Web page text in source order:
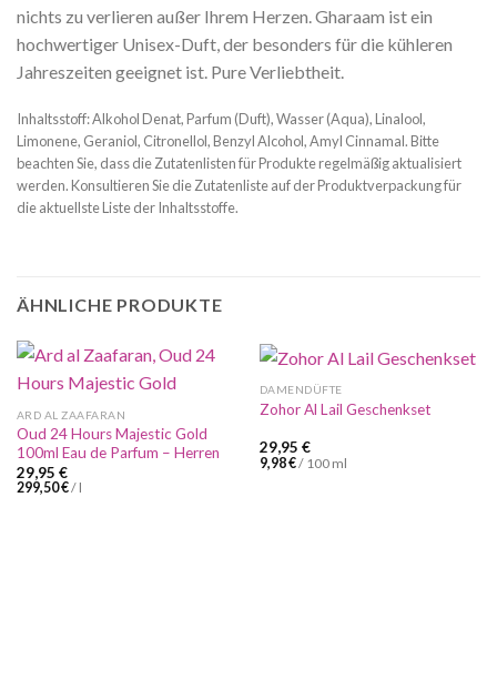
nichts zu verlieren außer Ihrem Herzen. Gharaam ist ein
hochwertiger Unisex-Duft, der besonders für die kühleren
Jahreszeiten geeignet ist. Pure Verliebtheit.
Inhaltsstoff: Alkohol Denat, Parfum (Duft), Wasser (Aqua), Linalool,
Limonene, Geraniol, Citronellol, Benzyl Alcohol, Amyl Cinnamal. Bitte
beachten Sie, dass die Zutatenlisten für Produkte regelmäßig aktualisiert
werden. Konsultieren Sie die Zutatenliste auf der Produktverpackung für
die aktuellste Liste der Inhaltsstoffe.
ÄHNLICHE PRODUKTE
ARD AL ZAAFARAN
Oud 24 Hours Majestic Gold
100ml Eau de Parfum – Herren
29,95 €
299,50€/ l
DAMENDÜFTE
Zohor Al Lail Geschenkset
29,95 €
9,98€/ 100 ml